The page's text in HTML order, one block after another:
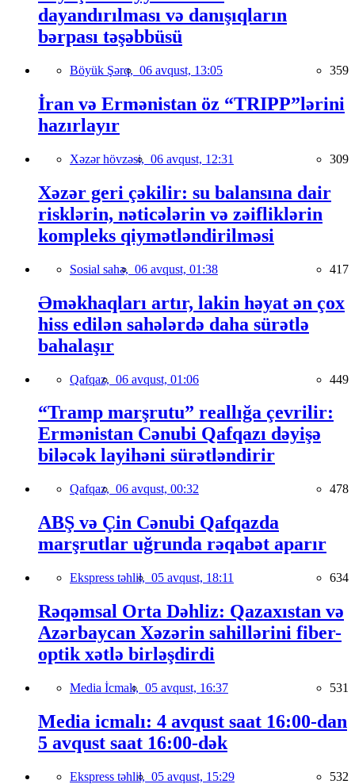
dayandırılması və danışıqların
bərpası təşəbbüsü
Böyük Şərq, 06 avqust, 13:05 359
İran və Ermənistan öz “TRIPP”lərini
hazırlayır
Xəzər hövzəsi, 06 avqust, 12:31 309
Xəzər geri çəkilir: su balansına dair
risklərin, nəticələrin və zəifliklərin
kompleks qiymətləndirilməsi
Sosial sahə, 06 avqust, 01:38 417
Əməkhaqları artır, lakin həyat ən çox
hiss edilən sahələrdə daha sürətlə
bahalaşır
Qafqaz, 06 avqust, 01:06 449
“Tramp marşrutu” reallığa çevrilir:
Ermənistan Cənubi Qafqazı dəyişə
biləcək layihəni sürətləndirir
Qafqaz, 06 avqust, 00:32 478
ABŞ və Çin Cənubi Qafqazda
marşrutlar uğrunda rəqabət aparır
Ekspress təhlil, 05 avqust, 18:11 634
Rəqəmsal Orta Dəhliz: Qazaxıstan və
Azərbaycan Xəzərin sahillərini fiber-
optik xətlə birləşdirdi
Media İcmalı, 05 avqust, 16:37 531
Media icmalı: 4 avqust saat 16:00-dan
5 avqust saat 16:00-dək
Ekspress təhlil, 05 avqust, 15:29 532